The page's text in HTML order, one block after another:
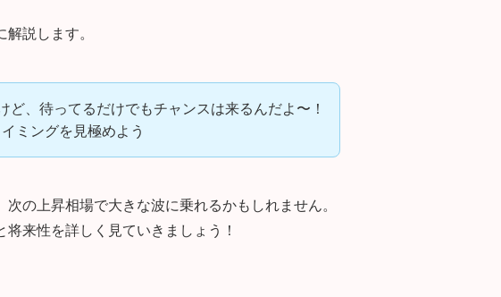
説します。
ど、待ってるだけでもチャンスは来るんだよ〜！
ミングを見極めよう
の上昇相場で大きな波に乗れるかもしれません。
来性を詳しく見ていきましょう！